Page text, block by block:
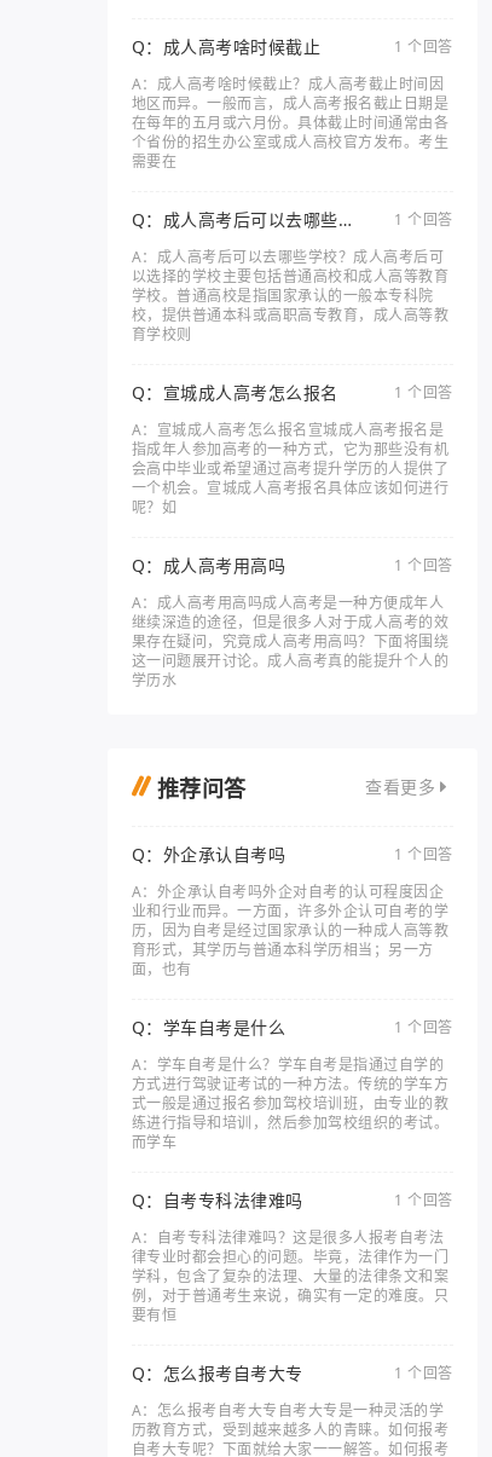
Q：成人高考啥时候截止
1 个回答
A：成人高考啥时候截止？成人高考截止时间因
地区而异。一般而言，成人高考报名截止日期是
在每年的五月或六月份。具体截止时间通常由各
个省份的招生办公室或成人高校官方发布。考生
需要在
Q：成人高考后可以去哪些学
校
1 个回答
A：成人高考后可以去哪些学校？成人高考后可
以选择的学校主要包括普通高校和成人高等教育
学校。普通高校是指国家承认的一般本专科院
校，提供普通本科或高职高专教育，成人高等教
育学校则
Q：宣城成人高考怎么报名
1 个回答
A：宣城成人高考怎么报名宣城成人高考报名是
指成年人参加高考的一种方式，它为那些没有机
会高中毕业或希望通过高考提升学历的人提供了
一个机会。宣城成人高考报名具体应该如何进行
呢？如
Q：成人高考用高吗
1 个回答
A：成人高考用高吗成人高考是一种方便成年人
继续深造的途径，但是很多人对于成人高考的效
果存在疑问，究竟成人高考用高吗？下面将围绕
这一问题展开讨论。成人高考真的能提升个人的
学历水
推荐问答 查看更多
Q：外企承认自考吗
1 个回答
A：外企承认自考吗外企对自考的认可程度因企
业和行业而异。一方面，许多外企认可自考的学
历，因为自考是经过国家承认的一种成人高等教
育形式，其学历与普通本科学历相当；另一方
面，也有
Q：学车自考是什么
1 个回答
A：学车自考是什么？学车自考是指通过自学的
方式进行驾驶证考试的一种方法。传统的学车方
式一般是通过报名参加驾校培训班，由专业的教
练进行指导和培训，然后参加驾校组织的考试。
而学车
Q：自考专科法律难吗
1 个回答
A：自考专科法律难吗？这是很多人报考自考法
律专业时都会担心的问题。毕竟，法律作为一门
学科，包含了复杂的法理、大量的法律条文和案
例，对于普通考生来说，确实有一定的难度。只
要有恒
Q：怎么报考自考大专
1 个回答
A：怎么报考自考大专自考大专是一种灵活的学
历教育方式，受到越来越多人的青睐。如何报考
自考大专呢？下面就给大家一一解答。如何报考